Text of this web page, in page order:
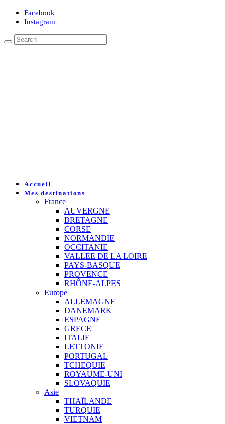
Facebook
Instagram
Accueil
Mes destinations
France
AUVERGNE
BRETAGNE
CORSE
NORMANDIE
OCCITANIE
VALLEE DE LA LOIRE
PAYS-BASQUE
PROVENCE
RHÔNE-ALPES
Europe
ALLEMAGNE
DANEMARK
ESPAGNE
GRECE
ITALIE
LETTONIE
PORTUGAL
TCHEQUIE
ROYAUME-UNI
SLOVAQUIE
Asie
THAÏLANDE
TURQUIE
VIETNAM